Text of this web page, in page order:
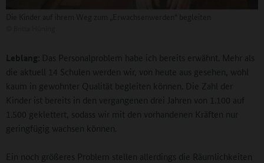
Leblang: Das Personalproblem habe ich bereits erwähnt. Mehr als
die aktuell 14 Schulen werden wir, von heute aus gesehen, wohl
kaum in gewohnter Qualität begleiten können. Die Zahl der
Kinder ist bereits in den vergangenen drei Jahren von 1.100 auf
1.500 geklettert, sodass wir mit den vorhandenen Kräften nur
geringfügig wachsen können.
Ein noch größeres Problem stellen allerdings die Räumlichkeiten